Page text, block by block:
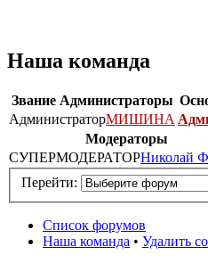
Наша команда
Звание Администраторы
АдминистраторМИШИНА
Модераторы
СУПЕРМОДЕРАТОРНиколай
Перейти:
Список форумов
Наша команда • Удалить